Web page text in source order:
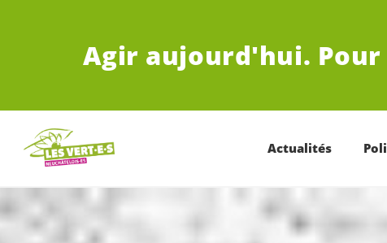
Agir aujourd'hui.
Actualités